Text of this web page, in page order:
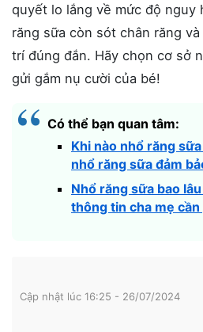
quyết lo lắng về mức độ nguy
răng sữa còn sót chân răng
trí đúng đắn. Hãy chọn cơ sở
gửi gắm nụ cười của bé!
Có thể bạn quan tâm:
Khi nào nhổ răng
nhổ răng sữa đảm
Nhổ răng sữa bao
thông tin cha mẹ
Cập nhật lúc 16:25 - 26/07/2024